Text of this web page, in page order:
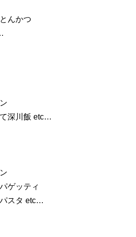
んかつ
深川飯 etc…
ゲッティ
スタ etc…